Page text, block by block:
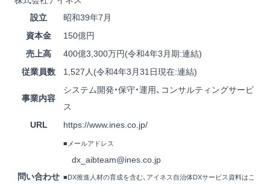
設立
昭和39年7月
資本金
150億円
売上高
400億3,300万円(令和4年3月期:連結)
従業員数
1,527人(令和4年3月31日現在:連結)
事業内容
システム開発・保守・運用、コンサルティングサービ
ス
URL
https://www.ines.co.jp/
問い合わせ
■メールアドレス
dx_aibteam@ines.co.jp
■DX推進人材の育成を含む、アイネス自治体DXサービス資料はこ